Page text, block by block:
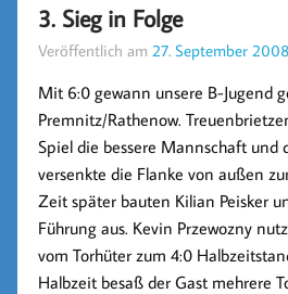
3. Sieg in Folge
Veröffentlich am 27. September 2008
Mit 6:0 gewann unsere B-Jugend
Premnitz/Rathenow.
Spiel die bessere Mannschaft und
versenkte die Flanke von außen
Zeit später bauten Kilian Peisker
Führung aus. Kevin Przewozny
vom Torhüter zum 4:0
Halbzeit besaß der Gast mehrere